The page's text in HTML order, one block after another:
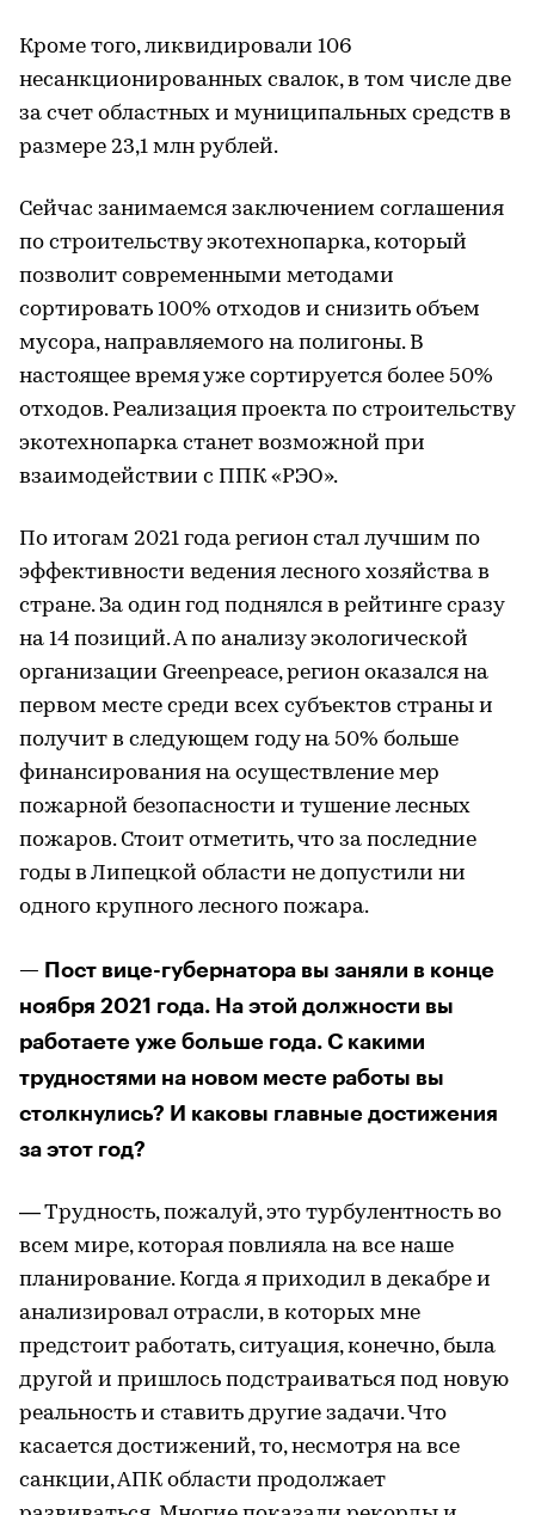
Кроме того, ликвидировали 106
несанкционированных свалок, в том числе две
за счет областных и муниципальных средств в
размере 23,1 млн рублей.
Сейчас занимаемся заключением соглашения
по строительству экотехнопарка, который
позволит современными методами
сортировать 100% отходов и снизить объем
мусора, направляемого на полигоны. В
настоящее время уже сортируется более 50%
отходов. Реализация проекта по строительству
экотехнопарка станет возможной при
взаимодействии с ППК «РЭО».
По итогам 2021 года регион стал лучшим по
эффективности ведения лесного хозяйства в
стране. За один год поднялся в рейтинге сразу
на 14 позиций. А по анализу экологической
организации Greenpeace, регион оказался на
первом месте среди всех субъектов страны и
получит в следующем году на 50% больше
финансирования на осуществление мер
пожарной безопасности и тушение лесных
пожаров. Стоит отметить, что за последние
годы в Липецкой области не допустили ни
одного крупного лесного пожара.
— Пост вице-губернатора вы заняли в конце
ноября 2021 года. На этой должности вы
работаете уже больше года. С какими
трудностями на новом месте работы вы
столкнулись? И каковы главные достижения
за этот год?
— Трудность, пожалуй, это турбулентность во
всем мире, которая повлияла на все наше
планирование. Когда я приходил в декабре и
анализировал отрасли, в которых мне
предстоит работать, ситуация, конечно, была
другой и пришлось подстраиваться под новую
реальность и ставить другие задачи. Что
касается достижений, то, несмотря на все
санкции, АПК области продолжает